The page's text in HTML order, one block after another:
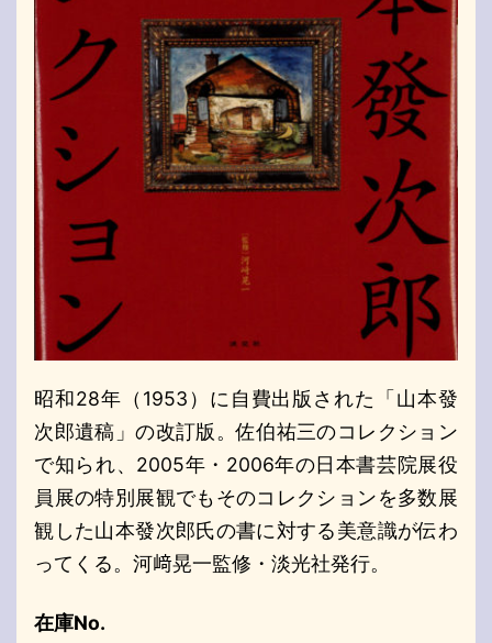
昭和28年（1953）に自費出版された「山本發
次郎遺稿」の改訂版。佐伯祐三のコレクション
で知られ、2005年・2006年の日本書芸院展役
員展の特別展観でもそのコレクションを多数展
観した山本發次郎氏の書に対する美意識が伝わ
ってくる。河﨑晃一監修・淡光社発行。
在庫No.